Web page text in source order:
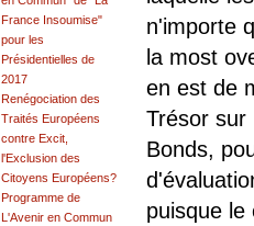
n'importe
la most
en est de
Trésor sur
Bonds,
puisque
France Insoumise"
pour les
Présidentielles de
2017
Renégociation des
Traités Européens
contre Excit,
l'Exclusion des
Citoyens Européens?
Programme de
L'Avenir en Commun